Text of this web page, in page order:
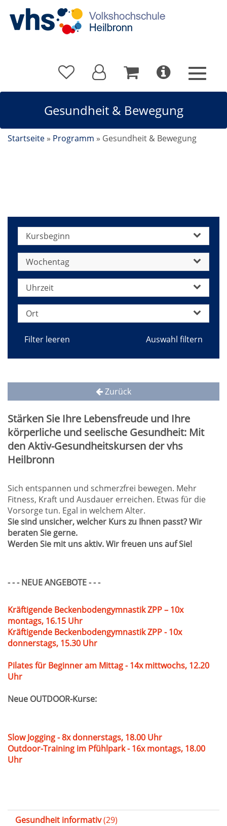
Gesundheit & Bewegung
Startseite » Programm » Gesundheit & Bewegung
Kursbeginn
Wochentag
Uhrzeit
Ort
Filter leeren
Zurück
Stärken Sie Ihre Lebensfreude und Ihre
körperliche und seelische Gesundheit: Mit
den Aktiv-Gesundheitskursen der vhs
Heilbronn
Sich entspannen und schmerzfrei bewegen. Mehr
Fitness, Kraft und Ausdauer erreichen. Etwas für die
Vorsorge tun. Egal in welchem Alter.
Sie sind unsicher, welcher Kurs zu Ihnen passt? Wir
beraten Sie gerne.
Werden Sie mit uns aktiv. Wir freuen uns auf Sie!
- - - NEUE ANGEBOTE - - -
Kräftigende Beckenbodengymnastik ZPP – 10x
montags, 16.15 Uhr
Kräftigende Beckenbodengymnastik ZPP - 10x
donnerstags, 15.30 Uhr
Pilates für Beginner am Mittag - 14x mittwochs, 12.20
Uhr
Neue OUTDOOR-Kurse:
Slow Jogging - 8x donnerstags, 18.00 Uhr
Outdoor-Training im Pfühlpark - 16x montags, 18.00
Uhr
Gesundheit informativ(29)